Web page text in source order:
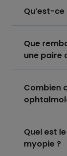
Qu’est-
Que
une paire
Combien
Quel est
myopie ?